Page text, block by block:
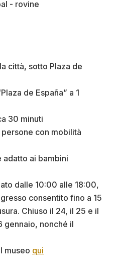
città, sotto Plaza de
de España” a 1
30 minuti
con mobilità
ai bambini
dalle 10:00 alle 18:00,
consentito fino a 15
Chiuso il 24, il 25 e il
gennaio, nonché il
museo qui